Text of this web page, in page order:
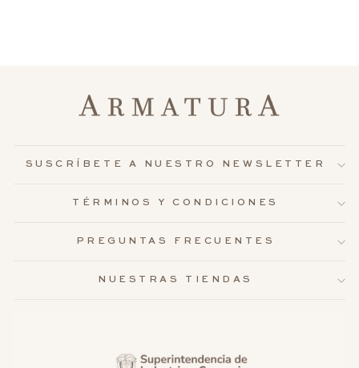
SUSCRÍBETE A NUESTRO NEWSLETTER
TÉRMINOS Y CONDICIONES
PREGUNTAS FRECUENTES
NUESTRAS TIENDAS